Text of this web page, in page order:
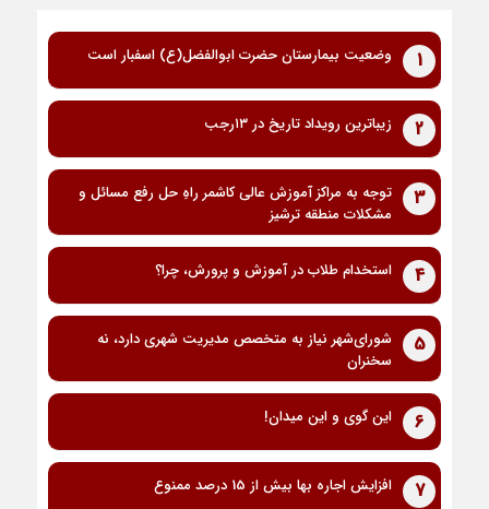
1 وضعیت بیمارستان حضرت ابوالفضل(ع) اسفبار است
2 زیباترین رویداد تاریخ در ۱۳رجب
3
توجه به مراکز آموزش عالی کاشمر راهِ حل رفع مسائل و
مشکلات منطقه ترشیز
4 استخدام طلاب در آموزش و پرورش، چرا؟
5
شورای‌شهر نیاز به متخصص مدیریت شهری دارد، نه
سخنران
6 این گوی و این میدان!
7 افزایش اجاره بها بیش از 15 درصد ممنوع